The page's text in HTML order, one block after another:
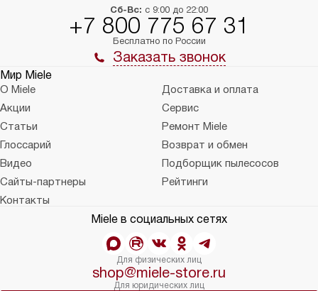
Сб-Вс: с 9:00 до 22:00
+7 800 775 67 31
Бесплатно по России
Заказать звонок
Мир Miele
О Miele
Доставка и оплата
Акции
Сервис
Статьи
Ремонт Miele
Глоссарий
Возврат и обмен
Видео
Подборщик пылесосов
Сайты-партнеры
Рейтинги
Контакты
Miele в социальных сетях
Для физических лиц
shop@miele-store.ru
Для юридических лиц